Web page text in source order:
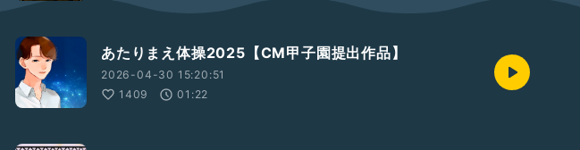
あたりまえ体操2025【CM甲子園提出作品】
2026-04-30 15:20:51
1409
01:22